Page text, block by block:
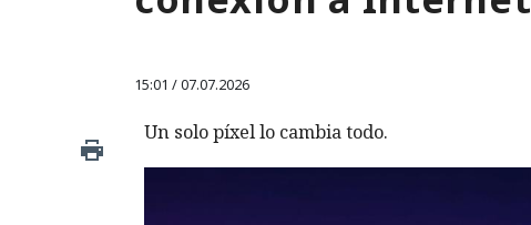
15:01 / 07.07.2026
Un solo píxel lo cambia todo.